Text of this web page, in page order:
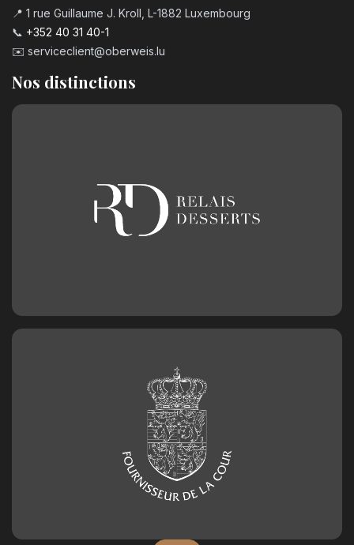
📍 1 rue Guillaume J. Kroll, L-1882 Luxembourg
📞 +352 40 31 40-1
✉️ serviceclient@oberweis.lu
Nos distinctions